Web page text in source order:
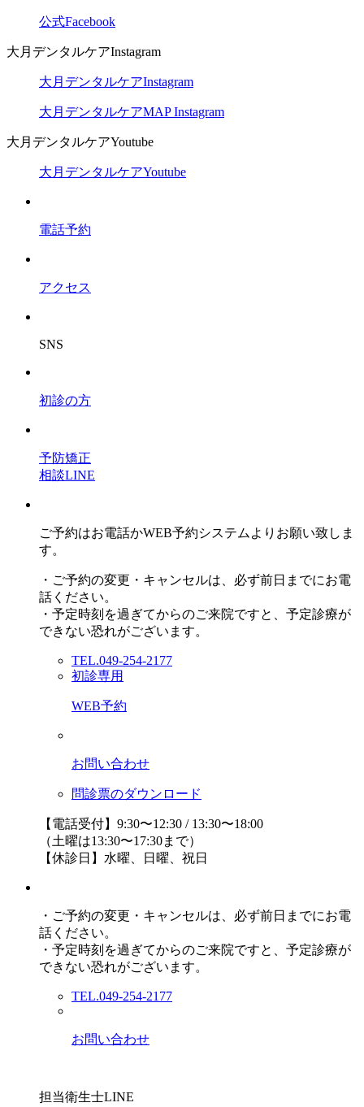
公式Facebook
大月デンタルケアInstagram
大月デンタルケアInstagram
大月デンタルケアMAP Instagram
大月デンタルケアYoutube
大月デンタルケアYoutube
電話予約
アクセス
SNS
初診の方
予防矯正
相談LINE
ご予約はお電話かWEB予約システムよりお願い致しま
す。
・ご予約の変更・キャンセルは、必ず前日までにお電
話ください。
・予定時刻を過ぎてからのご来院ですと、予定診療が
できない恐れがございます。
TEL.049-254-2177
初診専用
WEB予約
お問い合わせ
問診票のダウンロード
【電話受付】9:30〜12:30 / 13:30〜18:00
（土曜は13:30〜17:30まで）
【休診日】水曜、日曜、祝日
・ご予約の変更・キャンセルは、必ず前日までにお電
話ください。
・予定時刻を過ぎてからのご来院ですと、予定診療が
できない恐れがございます。
TEL.049-254-2177
お問い合わせ
担当衛生士LINE